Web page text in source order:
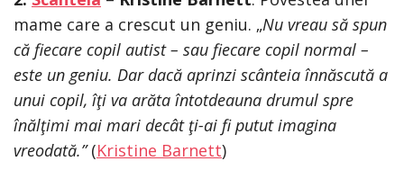
mame care a crescut un geniu. „Nu vreau să spun
că fiecare copil autist – sau fiecare copil normal –
este un geniu. Dar dacă aprinzi scânteia înnăscută a
unui copil, îţi va arăta întotdeauna drumul spre
înălţimi mai mari decât ţi-ai fi putut imagina
vreodată.”(Kristine Barnett)